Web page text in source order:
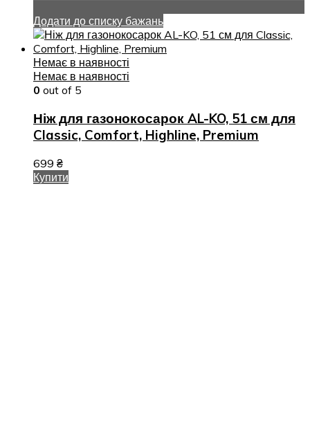
Додати до списку бажань
Немає в наявності
Немає в наявності
0 out of 5
Ніж для газонокосарок AL-KO, 51 см для
Classic, Comfort, Highline, Premium
699 ₴
Купити